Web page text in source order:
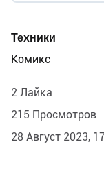
Техники
Комикс
2 Лайка
215 Просмотров
28 Август 2023,